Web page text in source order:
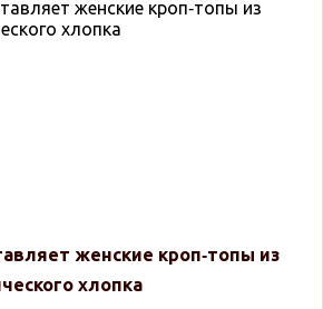
женские кроп‑топы из
хлопка